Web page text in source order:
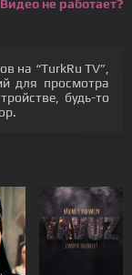
Видео не работает?
на “TurkRu TV”,
для просмотра
будь-то